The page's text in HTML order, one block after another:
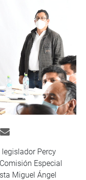
legislador Percy
Especial
Miguel Ángel